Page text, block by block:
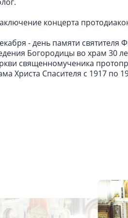
концерта
- день памяти святителя
Богородицы во храм 30
священномученика
Христа Спасителя с 1917 по